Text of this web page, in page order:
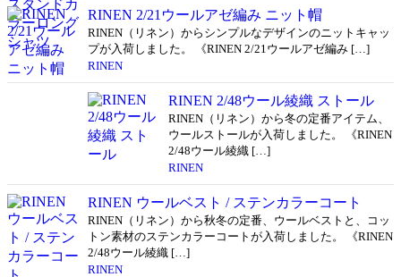
RINEN 2/21ウールアゼ編み ニット帽
RINEN（リネン）からシンプルなデザインのニットキャッ
プが入荷しました。 《RINEN 2/21ウールアゼ編み […]
RINEN
RINEN 2/48ウール綾織 ストール
RINEN（リネン）から冬の定番アイテム、
ウールストールが入荷しました。 《RINEN
2/48ウール綾織 […]
RINEN
RINEN ウールベスト / ステンカラーコート
RINEN（リネン）から秋冬の定番、ウールベストと、コッ
トン素材のステンカラーコートが入荷しました。 《RINEN
2/48ウール綾織 […]
RINEN